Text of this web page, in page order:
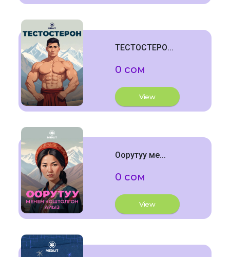
ТЕСТОСТЕРО...
0 сом
View
Оорутуу ме...
0 сом
View